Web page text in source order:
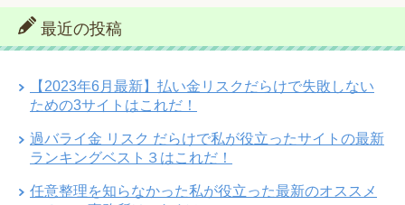
最近の投稿
【2023年6月最新】払い金リスクだらけで失敗しない
ための3サイトはこれだ！
過バライ金 リスク だらけで私が役立ったサイトの最新
ランキングベスト３はこれだ！
任意整理を知らなかった私が役立った最新のオススメ